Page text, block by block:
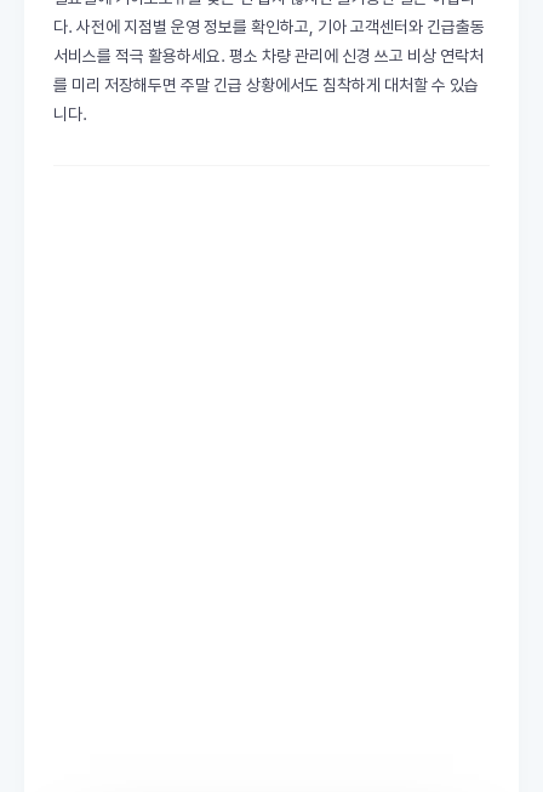
다. 사전에 지점별 운영 정보를 확인하고, 기아 고객센터와 긴급출동
서비스를 적극 활용하세요. 평소 차량 관리에 신경 쓰고 비상 연락처
를 미리 저장해두면 주말 긴급 상황에서도 침착하게 대처할 수 있습
니다.